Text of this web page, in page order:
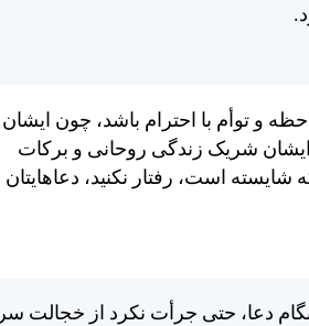
و توأم با احترام باشد، چون ايشان
شريک زندگی روحانی و بركات
شايسته است، رفتار نكنيد، دعاهايتان
دعا، حتی جرأت نكرد از خجالت سر